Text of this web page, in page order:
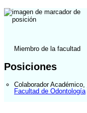
Miembro de la facultad
Posiciones
Colaborador Académico
Facultad de Odontología